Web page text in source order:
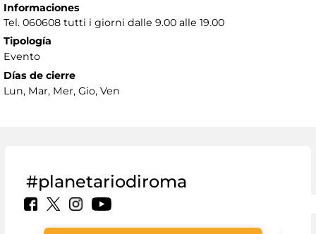
Informaciones
Tel. 060608 tutti i giorni dalle 9.00 alle 19.00
Tipología
Evento
Días de cierre
Lun, Mar, Mer, Gio, Ven
#planetariodiroma